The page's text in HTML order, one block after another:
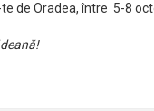
de Oradea, între 5-8